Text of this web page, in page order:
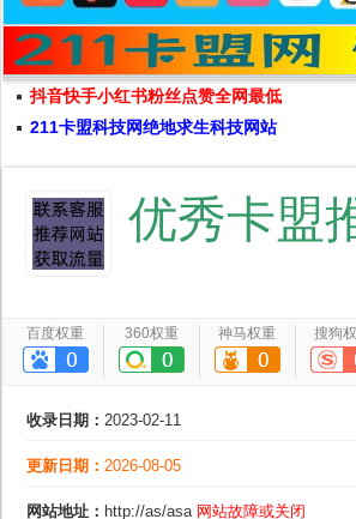
抖音快手小红书粉丝点赞全网最低
211卡盟科技网绝地求生科技网站
优秀卡盟
百度权重 360权重 神马权重 搜狗
收录日期： 2023-02-11
更新日期： 2026-08-05
网站地址： http://as/asa网站故障或关闭